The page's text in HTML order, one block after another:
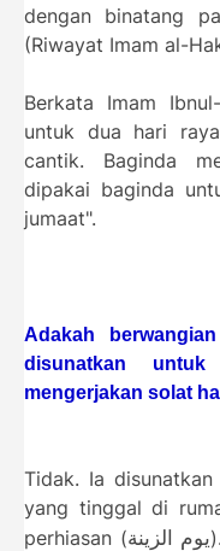
dengan binatang
(Riwayat Imam al-
Berkata Imam
untuk dua hari
cantik. Baginda
dipakai baginda
jumaat".
Adakah
disunatkan
mengerjakan solat
Tidak. Ia
yang tinggal di
perhiasan (يوم الزينة